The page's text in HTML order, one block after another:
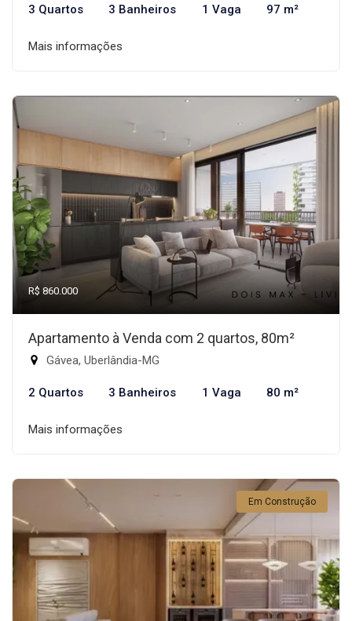
3 Quartos 3 Banheiros 1 Vaga 97 m²
Mais informações
R$ 860.000
Apartamento à Venda com 2 quartos, 80m²
Gávea, Uberlândia-MG
2 Quartos 3 Banheiros 1 Vaga 80 m²
Mais informações
Em Construção